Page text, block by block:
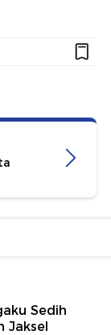
Sedih
Jaksel